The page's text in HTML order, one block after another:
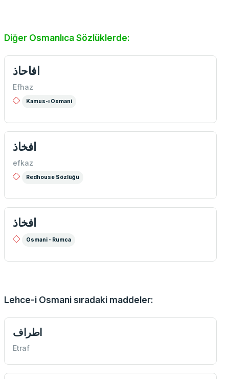
Diğer Osmanlıca Sözlüklerde:
افاحاذ
Efhaz
Kamus-ı Osmani
افخاذ
efkaz
Redhouse Sözlüğü
افخاذ
Osmani - Rumca
Lehce-i Osmani sıradaki maddeler:
اطراف
Etraf